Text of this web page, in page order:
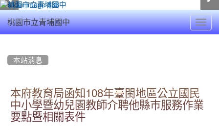
桃園市立青埔國中
本站消息
本府教育局函知108年臺閩地區公立國民
中小學暨幼兒園教師介聘他縣巿服務作業
要點暨相關表件